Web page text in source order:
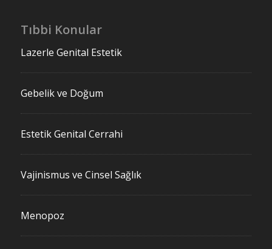
Tıbbi Konular
Lazerle Genital Estetik
Gebelik ve Doğum
Estetik Genital Cerrahi
Vajinismus ve Cinsel Sağlık
Menopoz